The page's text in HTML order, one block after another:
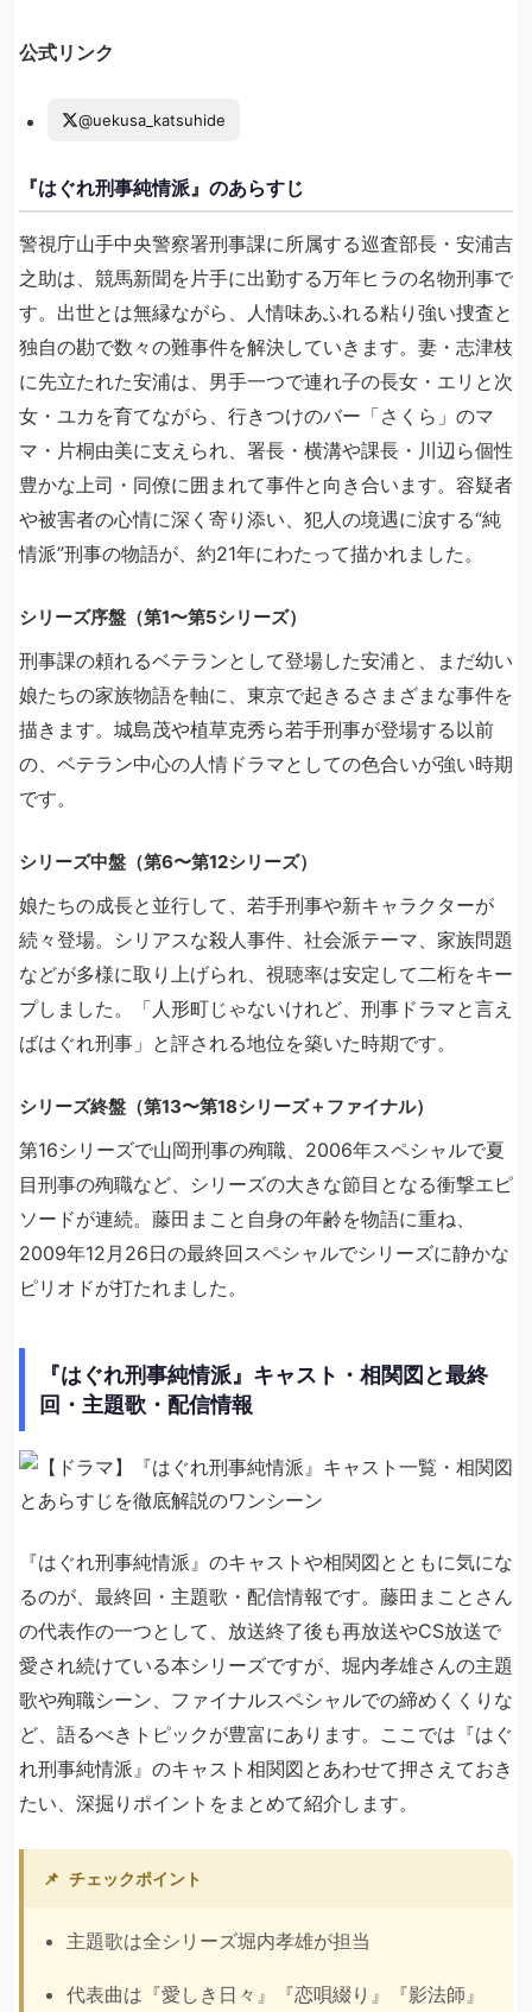
公式リンク
@uekusa_katsuhide
『はぐれ刑事純情派』のあらすじ
警視庁山手中央警察署刑事課に所属する巡査部長・安浦吉
之助は、競馬新聞を片手に出勤する万年ヒラの名物刑事で
す。出世とは無縁ながら、人情味あふれる粘り強い捜査と
独自の勘で数々の難事件を解決していきます。妻・志津枝
に先立たれた安浦は、男手一つで連れ子の長女・エリと次
女・ユカを育てながら、行きつけのバー「さくら」のマ
マ・片桐由美に支えられ、署長・横溝や課長・川辺ら個性
豊かな上司・同僚に囲まれて事件と向き合います。容疑者
や被害者の心情に深く寄り添い、犯人の境遇に涙する“純
情派”刑事の物語が、約21年にわたって描かれました。
シリーズ序盤（第1〜第5シリーズ）
刑事課の頼れるベテランとして登場した安浦と、まだ幼い
娘たちの家族物語を軸に、東京で起きるさまざまな事件を
描きます。城島茂や植草克秀ら若手刑事が登場する以前
の、ベテラン中心の人情ドラマとしての色合いが強い時期
です。
シリーズ中盤（第6〜第12シリーズ）
娘たちの成長と並行して、若手刑事や新キャラクターが
続々登場。シリアスな殺人事件、社会派テーマ、家族問題
などが多様に取り上げられ、視聴率は安定して二桁をキー
プしました。「人形町じゃないけれど、刑事ドラマと言え
ばはぐれ刑事」と評される地位を築いた時期です。
シリーズ終盤（第13〜第18シリーズ＋ファイナル）
第16シリーズで山岡刑事の殉職、2006年スペシャルで夏
目刑事の殉職など、シリーズの大きな節目となる衝撃エピ
ソードが連続。藤田まこと自身の年齢を物語に重ね、
2009年12月26日の最終回スペシャルでシリーズに静かな
ピリオドが打たれました。
『はぐれ刑事純情派』キャスト・相関図と最終
回・主題歌・配信情報
『はぐれ刑事純情派』のキャストや相関図とともに気にな
るのが、最終回・主題歌・配信情報です。藤田まことさん
の代表作の一つとして、放送終了後も再放送やCS放送で
愛され続けている本シリーズですが、堀内孝雄さんの主題
歌や殉職シーン、ファイナルスペシャルでの締めくくりな
ど、語るべきトピックが豊富にあります。ここでは『はぐ
れ刑事純情派』のキャスト相関図とあわせて押さえておき
たい、深掘りポイントをまとめて紹介します。
📌 チェックポイント
主題歌は全シリーズ堀内孝雄が担当
代表曲は『愛しき日々』『恋唄綴り』『影法師』